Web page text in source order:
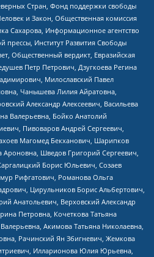
Стран, Фонд поддержки свободы
и Закон, Общественная комиссия
Сахарова, Информационное агентство
Институт Развития Свободы
Общественный вердикт, Евразийская
Петр Петрович, Дзугкоева Регина
Милославский Павел
Чанышева Лилия Айратовна,
Александр Алексеевич, Васильева
Валерьевна, Бойко Анатолий
Пивоваров Андрей Сергеевич,
Магомед Бекханович, Шарипков
Шведов Григорий Сергеевич,
Борис Юльевич, Созаев
Рифгатович, Романова Ольга
Цирульников Борис Альбертович,
Анатольевич, Верховский Александр
Петровна, Кочеткова Татьяна
Акимова Татьяна Николаевна,
Рачинский Ян Збигневич, Жемкова
Илларионова Юлия Юрьевна,